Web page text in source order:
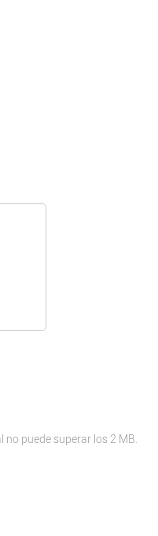
puede superar los 2 MB.